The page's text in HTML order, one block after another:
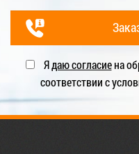
Ядаю согласиена
соответствии с